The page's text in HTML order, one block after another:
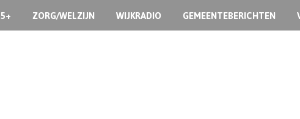
ZORG/WELZIJN WIJKRADIO GEMEENTEBERICHTEN